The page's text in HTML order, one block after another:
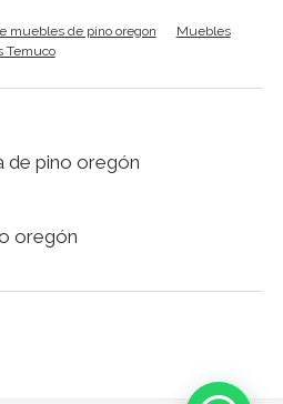
muebles de pino oregon
Muebles
Temuco
de pino oregón
oregón